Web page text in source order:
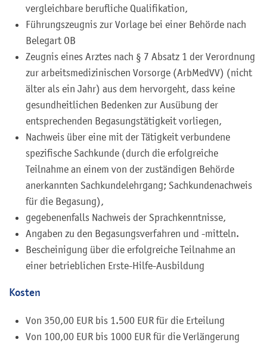
vergleichbare berufliche Qualifikation,
Führungszeugnis zur Vorlage bei einer Behörde nach
Belegart OB
Zeugnis eines Arztes nach § 7 Absatz 1 der Verordnung
zur arbeitsmedizinischen Vorsorge (ArbMedVV) (nicht
älter als ein Jahr) aus dem hervorgeht, dass keine
gesundheitlichen Bedenken zur Ausübung der
entsprechenden Begasungstätigkeit vorliegen,
Nachweis über eine mit der Tätigkeit verbundene
spezifische Sachkunde (durch die erfolgreiche
Teilnahme an einem von der zuständigen Behörde
anerkannten Sachkundelehrgang; Sachkundenachweis
für die Begasung),
gegebenenfalls Nachweis der Sprachkenntnisse,
Angaben zu den Begasungsverfahren und -mitteln.
Bescheinigung über die erfolgreiche Teilnahme an
einer betrieblichen Erste-Hilfe-Ausbildung
Kosten
Von 350,00 EUR bis 1.500 EUR für die Erteilung
Von 100,00 EUR bis 1000 EUR für die Verlängerung